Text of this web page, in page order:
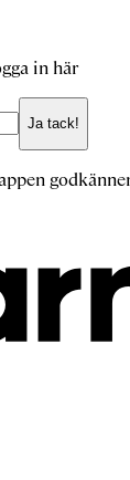
in här
Ja tack!